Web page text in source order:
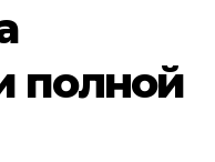
полной